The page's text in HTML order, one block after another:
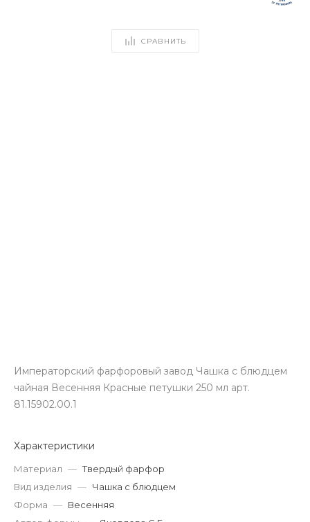
СРАВНИТЬ
Императорский фарфоровый завод Чашка с блюдцем
чайная Весенняя Красные петушки 250 мл арт.
81.15902.00.1
Характеристики
Материал — Твердый фарфор
Вид изделия — Чашка с блюдцем
Форма — Весенняя